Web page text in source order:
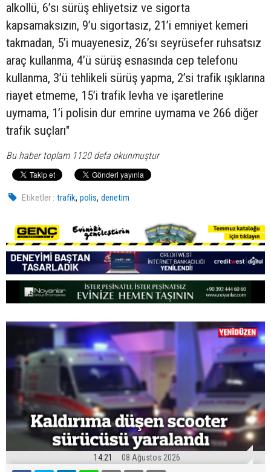
alkollü, 6’sı sürüş ehliyetsiz ve sigorta
kapsamaksızın, 9’u sigortasız, 21’i emniyet kemeri
takmadan, 5’i muayenesiz, 26’sı seyrüsefer ruhsatsız
araç kullanma, 4’ü sürüş esnasında cep telefonu
kullanma, 3’ü tehlikeli sürüş yapma, 2’si trafik ışıklarına
riayet etmeme, 15’i trafik levha ve işaretlerine
uymama, 1’i polisin dur emrine uymama ve 266 diğer
trafik suçları"
Bu haber toplam 1120 defa okunmuştur
Etiketler : trafik,polis,denetim
14:21 08 Ağustos 2026